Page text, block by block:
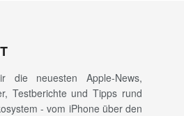
die neuesten Apple-News,
Testberichte und Tipps rund
- vom iPhone über den